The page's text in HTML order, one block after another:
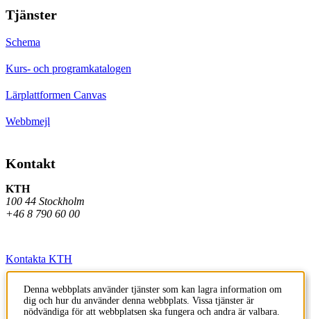
Tjänster
Schema
Kurs- och programkatalogen
Lärplattformen Canvas
Webbmejl
Kontakt
KTH
100 44 Stockholm
+46 8 790 60 00
Kontakta KTH
Jobba på KTH
Press och media
Denna webbplats använder tjänster som kan lagra information om
dig och hur du använder denna webbplats. Vissa tjänster är
nödvändiga för att webbplatsen ska fungera och andra är valbara.